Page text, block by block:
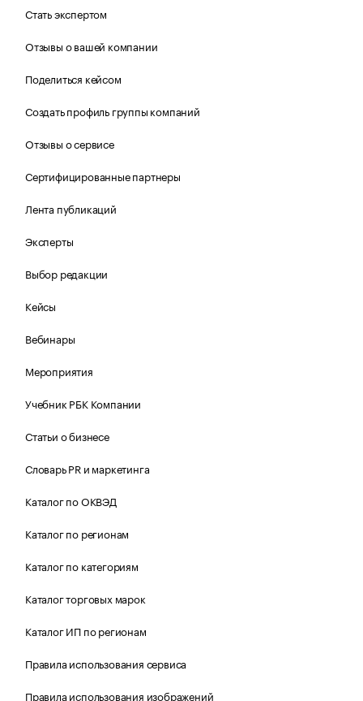
Стать экспертом
Отзывы о вашей компании
Поделиться кейсом
Создать профиль группы компаний
Отзывы о сервисе
Сертифицированные партнеры
Лента публикаций
Эксперты
Выбор редакции
Кейсы
Вебинары
Мероприятия
Учебник РБК Компании
Статьи о бизнесе
Словарь PR и маркетинга
Каталог по ОКВЭД
Каталог по регионам
Каталог по категориям
Каталог торговых марок
Каталог ИП по регионам
Правила использования сервиса
Правила использования изображений